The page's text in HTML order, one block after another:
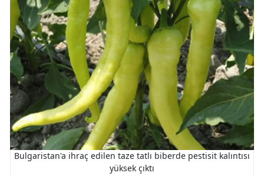
Bulgaristan'a ihraç edilen taze tatlı biberde pestisit kalıntısı
yüksek çıktı